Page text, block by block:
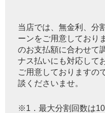
当店では、無金利、分
ーンをご用意しており
のお支払額に合わせて
ナス払いにも対応して
ご用意しておりますの
談くださいませ。
※1．最大分割回数は